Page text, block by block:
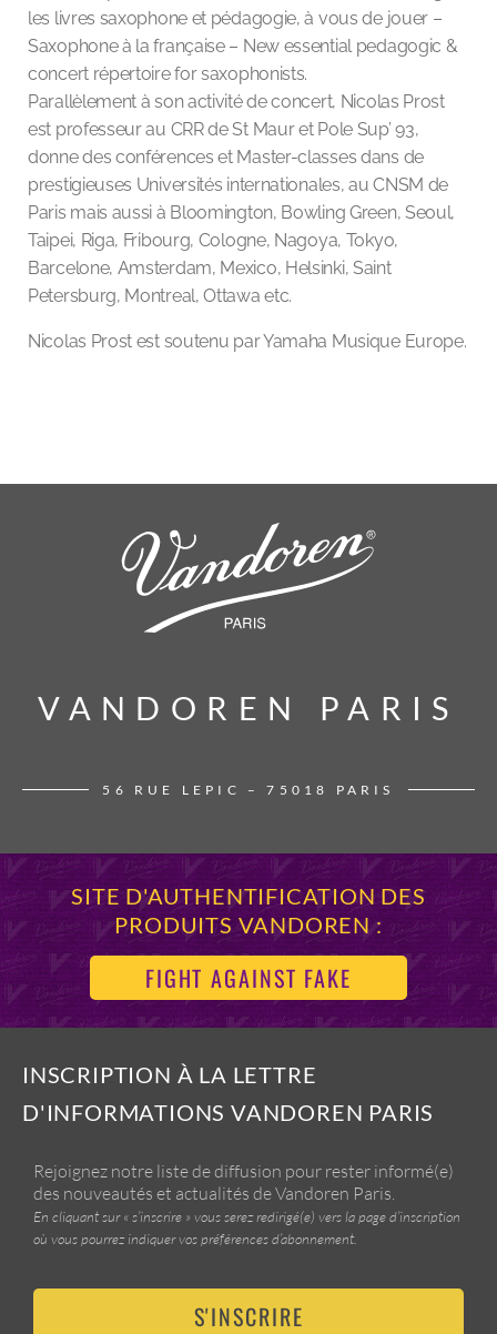
les livres saxophone et pédagogie, à vous de jouer –
Saxophone à la française – New essential pedagogic &
concert répertoire for saxophonists.
Parallèlement à son activité de concert, Nicolas Prost
est professeur au CRR de St Maur et Pole Sup’ 93,
donne des conférences et Master-classes dans de
prestigieuses Universités internationales, au CNSM de
Paris mais aussi à Bloomington, Bowling Green, Seoul,
Taipei, Riga, Fribourg, Cologne, Nagoya, Tokyo,
Barcelone, Amsterdam, Mexico, Helsinki, Saint
Petersburg, Montreal, Ottawa etc.
Nicolas Prost est soutenu par Yamaha Musique Europe.
VANDOREN PARIS
VANDOREN PARIS
56 RUE LEPIC – 75018 PARIS
SITE D'AUTHENTIFICATION DES
PRODUITS VANDOREN :
FIGHT AGAINST FAKE
INSCRIPTION À LA LETTRE
D'INFORMATIONS VANDOREN PARIS
Rejoignez notre liste de diffusion pour rester informé(e)
des nouveautés et actualités de Vandoren Paris.
En cliquant sur « s’inscrire » vous serez redirigé(e) vers la page d’inscription
où vous pourrez indiquer vos préférences d’abonnement.
S'INSCRIRE